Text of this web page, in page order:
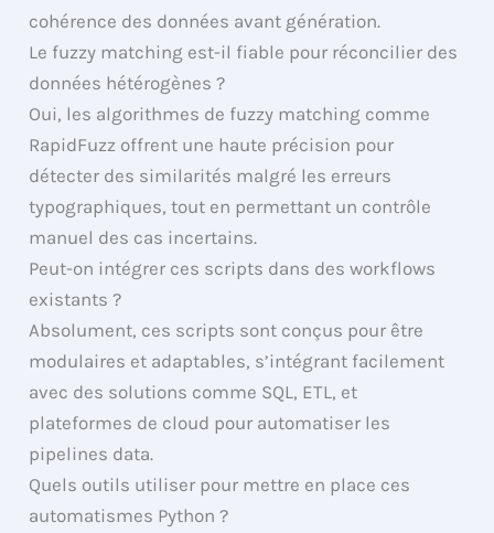
cohérence des données avant génération.
Le fuzzy matching est-il fiable pour réconcilier des
données hétérogènes ?
Oui, les algorithmes de fuzzy matching comme
RapidFuzz offrent une haute précision pour
détecter des similarités malgré les erreurs
typographiques, tout en permettant un contrôle
manuel des cas incertains.
Peut-on intégrer ces scripts dans des workflows
existants ?
Absolument, ces scripts sont conçus pour être
modulaires et adaptables, s’intégrant facilement
avec des solutions comme SQL, ETL, et
plateformes de cloud pour automatiser les
pipelines data.
Quels outils utiliser pour mettre en place ces
automatismes Python ?